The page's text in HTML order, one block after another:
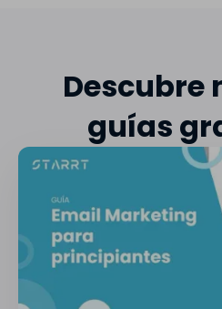
Descubre
guías